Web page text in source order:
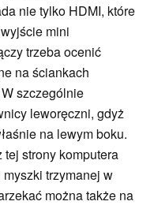
nie tylko HDMI, które
mini
trzeba ocenić
na ściankach
szczególnie
leworęczni, gdyż
na lewym boku.
tej strony komputera
trzymanej w
można także na